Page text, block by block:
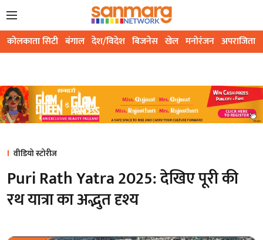
कोलकाता सिटी बंगाल देश/विदेश बिजनेस खेल मनोरंजन अपराजिता
वीडियो स्टोरीज
Puri Rath Yatra 2025: देखिए पूरी की
रथ यात्रा का अद्भुत दृश्य